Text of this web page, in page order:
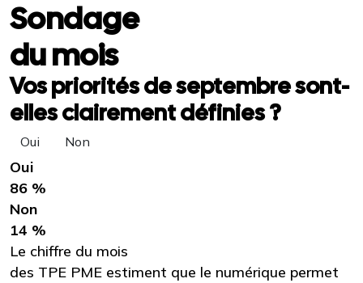
Sondage
du mois
Vos priorités de septembre sont-
elles clairement définies ?
Oui Non
Oui
86 %
Non
14 %
Le chiffre du mois
des TPE PME estiment que le numérique permet